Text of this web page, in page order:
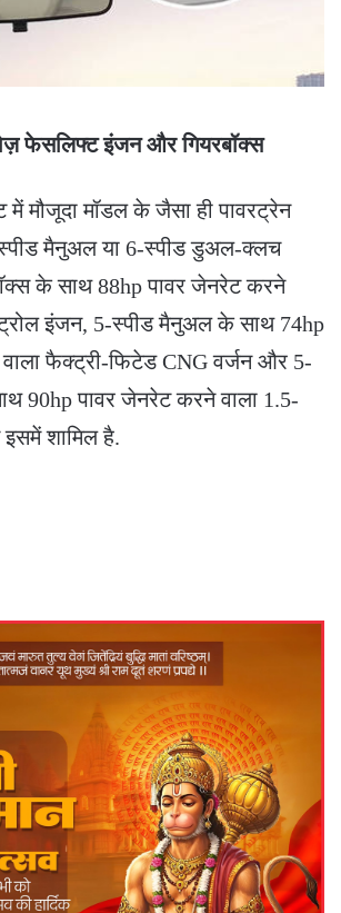
फेसलिफ्ट इंजन और गियरबॉक्स
मौजूदा मॉडल के जैसा ही पावरट्रेन
मैनुअल या 6-स्पीड डुअल-क्लच
के साथ 88hp पावर जेनरेट करने
इंजन, 5-स्पीड मैनुअल के साथ 74hp
फैक्ट्री-फिटेड CNG वर्जन और 5-
90hp पावर जेनरेट करने वाला 1.5-
शामिल है.